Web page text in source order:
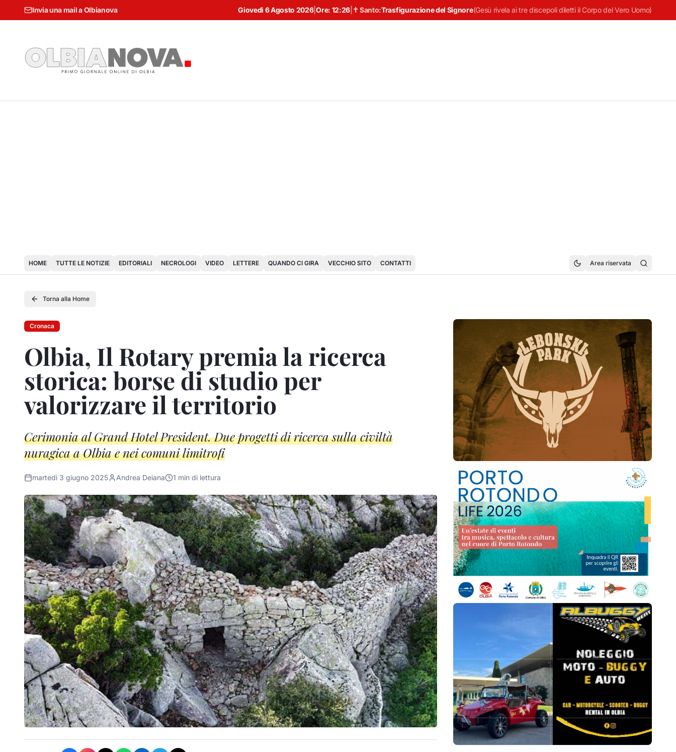
Invia una mail a Olbianova Giovedì 6 Agosto 2026 |Ore: 12:26| ✝ Santo:Trasfigurazione del Signore(Gesù rivela ai tre discepoli diletti il Corpo del Vero Uomo)
HOME TUTTE LE NOTIZIE EDITORIALI NECROLOGI VIDEO LETTERE QUANDO CI GIRA VECCHIO SITO CONTATTI Area riservata
Torna alla Home
Cronaca
Olbia, Il Rotary premia la ricerca
storica: borse di studio per
valorizzare il territorio
Cerimonia al Grand Hotel President. Due progetti di ricerca sulla civiltà
nuragica a Olbia e nei comuni limitrofi
martedì 3 giugno 2025 Andrea Deiana 1 min di lettura